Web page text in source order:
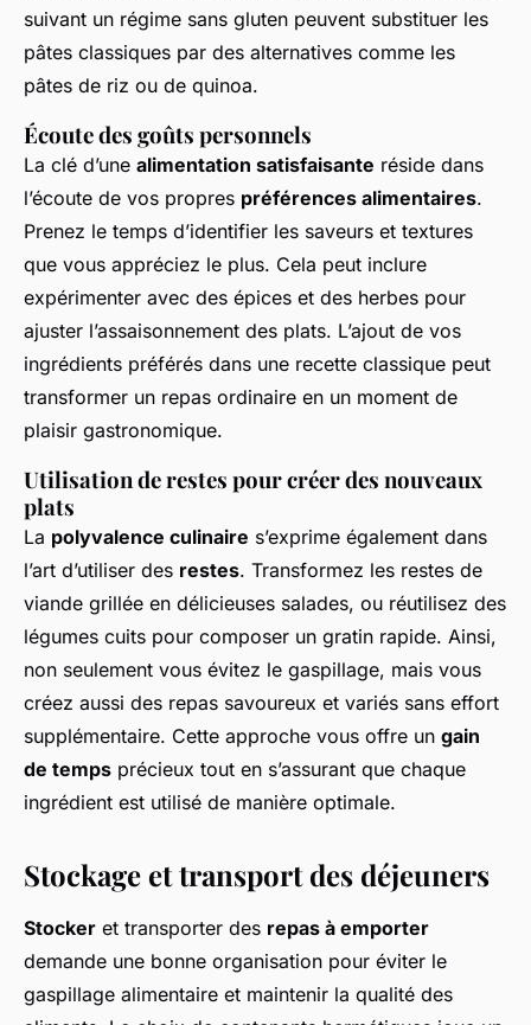
suivant un régime sans gluten peuvent substituer les
pâtes classiques par des alternatives comme les
pâtes de riz ou de quinoa.
Écoute des goûts personnels
La clé d’une alimentation satisfaisante réside dans
l’écoute de vos propres préférences alimentaires.
Prenez le temps d’identifier les saveurs et textures
que vous appréciez le plus. Cela peut inclure
expérimenter avec des épices et des herbes pour
ajuster l’assaisonnement des plats. L’ajout de vos
ingrédients préférés dans une recette classique peut
transformer un repas ordinaire en un moment de
plaisir gastronomique.
Utilisation de restes pour créer des nouveaux
plats
La polyvalence culinaire s’exprime également dans
l’art d’utiliser des restes. Transformez les restes de
viande grillée en délicieuses salades, ou réutilisez des
légumes cuits pour composer un gratin rapide. Ainsi,
non seulement vous évitez le gaspillage, mais vous
créez aussi des repas savoureux et variés sans effort
supplémentaire. Cette approche vous offre un gain
de temps précieux tout en s’assurant que chaque
ingrédient est utilisé de manière optimale.
Stockage et transport des déjeuners
Stocker et transporter des repas à emporter
demande une bonne organisation pour éviter le
gaspillage alimentaire et maintenir la qualité des